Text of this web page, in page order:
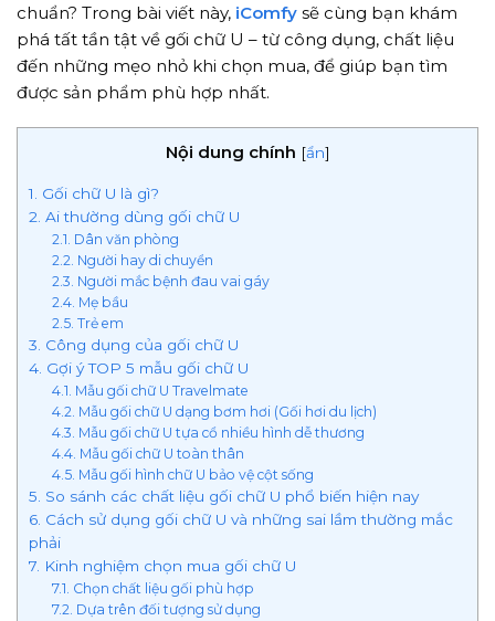
chuẩn? Trong bài viết này, iComfy sẽ cùng bạn khám
phá tất tần tật về gối chữ U – từ công dụng, chất liệu
đến những mẹo nhỏ khi chọn mua, để giúp bạn tìm
được sản phẩm phù hợp nhất.
Nội dung chính [ẩn]
1. Gối chữ U là gì?
2. Ai thường dùng gối chữ U
2.1. Dân văn phòng
2.2. Người hay di chuyển
2.3. Người mắc bệnh đau vai gáy
2.4. Mẹ bầu
2.5. Trẻ em
3. Công dụng của gối chữ U
4. Gợi ý TOP 5 mẫu gối chữ U
4.1. Mẫu gối chữ U Travelmate
4.2. Mẫu gối chữ U dạng bơm hơi (Gối hơi du lịch)
4.3. Mẫu gối chữ U tựa cổ nhiều hình dễ thương
4.4. Mẫu gối chữ U toàn thân
4.5. Mẫu gối hình chữ U bảo vệ cột sống
5. So sánh các chất liệu gối chữ U phổ biến hiện nay
6. Cách sử dụng gối chữ U và những sai lầm thường mắc
phải
7. Kinh nghiệm chọn mua gối chữ U
7.1. Chọn chất liệu gối phù hợp
7.2. Dựa trên đối tượng sử dụng